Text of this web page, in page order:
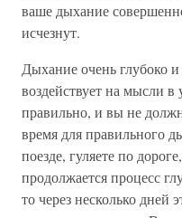
ваше дыхание
исчезнут.
Дыхание очень глубоко
воздействует на мысли
правильно, и вы не
время для правильного
поезде, гуляете по
продолжается процесс
то через несколько дней